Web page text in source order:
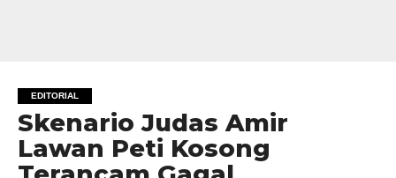
EDITORIAL
Skenario Judas Amir
Lawan Peti Kosong